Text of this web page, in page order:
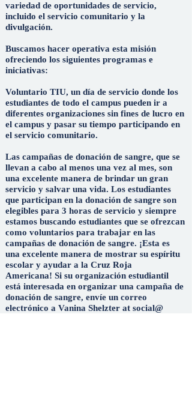
variedad de oportunidades de servicio,
incluido el servicio comunitario y la
divulgación.
Buscamos hacer operativa esta misión
ofreciendo los siguientes programas e
iniciativas:
Voluntario TIU, un día de servicio donde los
estudiantes de todo el campus pueden ir a
diferentes organizaciones sin fines de lucro en
el campus y pasar su tiempo participando en
el servicio comunitario.
Las campañas de donación de sangre, que se
llevan a cabo al menos una vez al mes, son
una excelente manera de brindar un gran
servicio y salvar una vida. Los estudiantes
que participan en la donación de sangre son
elegibles para 3 horas de servicio y siempre
estamos buscando estudiantes que se ofrezcan
como voluntarios para trabajar en las
campañas de donación de sangre. ¡Esta es
una excelente manera de mostrar su espíritu
escolar y ayudar a la Cruz Roja
Americana! Si su organización estudiantil
está interesada en organizar una campaña de
donación de sangre, envíe un correo
electrónico a Vanina Shelzter at social@